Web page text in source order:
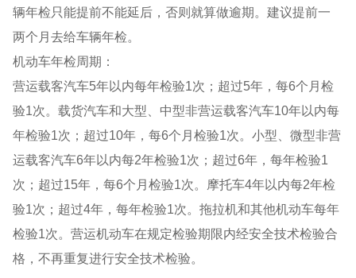
辆年检只能提前不能延后，否则就算做逾期。建议提前一
两个月去给车辆年检。
机动车年检周期：
营运载客汽车5年以内每年检验1次；超过5年，每6个月检
验1次。载货汽车和大型、中型非营运载客汽车10年以内每
年检验1次；超过10年，每6个月检验1次。小型、微型非营
运载客汽车6年以内每2年检验1次；超过6年，每年检验1
次；超过15年，每6个月检验1次。摩托车4年以内每2年检
验1次；超过4年，每年检验1次。拖拉机和其他机动车每年
检验1次。营运机动车在规定检验期限内经安全技术检验合
格，不再重复进行安全技术检验。